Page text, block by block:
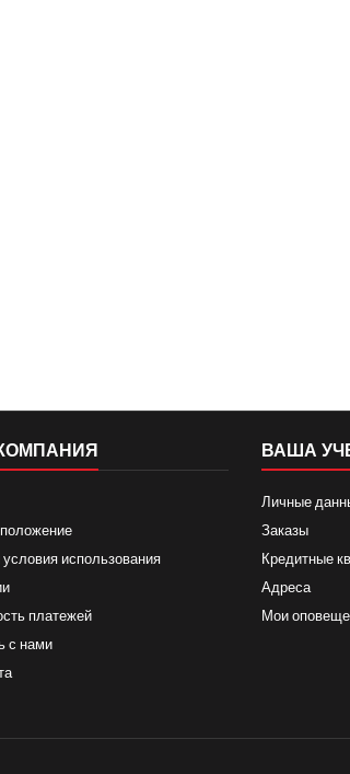
использования
платежей
с нами
ВАША
Личные
Заказы
Кредитные
Адреса
Мои